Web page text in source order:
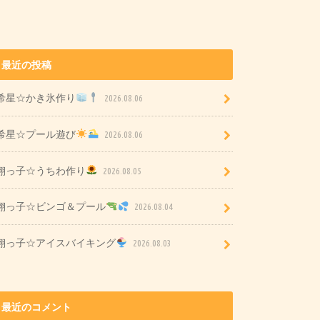
最近の投稿
星☆かき氷作り 2026.08.06
星☆プール遊び 2026.08.06
っ子☆うちわ作り 2026.08.05
っ子☆ビンゴ＆プール 2026.08.04
っ子☆アイスバイキング 2026.08.03
最近のコメント